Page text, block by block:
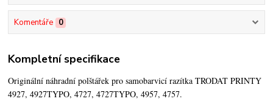
Komentáře 0
Kompletní specifikace
Originální náhradní polštářek pro samobarvicí razítka TRODAT PRINTY
4927, 4927TYPO, 4727, 4727TYPO, 4957, 4757.